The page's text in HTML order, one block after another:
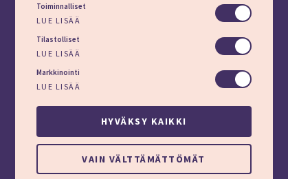
Evästeasetukset
Toiminnalliset
LUE LISÄÄ
Tilastolliset
LUE LISÄÄ
Markkinointi
LUE LISÄÄ
HYVÄKSY KAIKKI
VAIN VÄLTTÄMÄTTÖMÄT